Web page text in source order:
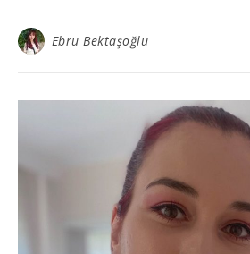
Ebru Bektaşoğlu